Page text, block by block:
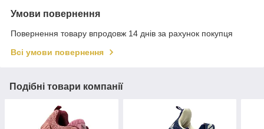
Умови повернення
Повернення товару впродовж 14 днів за рахунок покупця
Всі умови повернення
Подібні товари компанії